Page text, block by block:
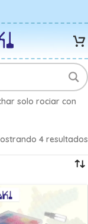
solo rociar con
4 resultados